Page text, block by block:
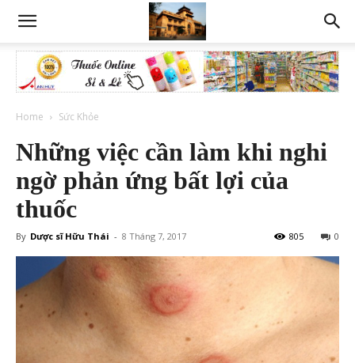
Home Sức Khỏe
Những việc cần làm khi nghi
ngờ phản ứng bất lợi của
thuốc
By Dược sĩ Hữu Thái - 8 Tháng 7, 2017 0
805